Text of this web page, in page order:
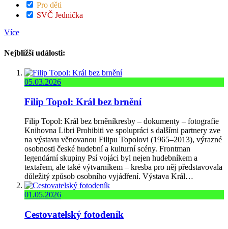
Pro děti
SVČ Jednička
Více
Nejbližší události:
05.03.2026
Filip Topol: Král bez brnění
Filip Topol: Král bez brněníkresby – dokumenty – fotografie
Knihovna Libri Prohibiti ve spolupráci s dalšími partnery zve
na výstavu věnovanou Filipu Topolovi (1965–2013), výrazné
osobnosti české hudební a kulturní scény. Frontman
legendární skupiny Psí vojáci byl nejen hudebníkem a
textařem, ale také výtvarníkem – kresba pro něj představovala
důležitý způsob osobního vyjádření. Výstava Král…
01.05.2026
Cestovatelský fotodeník